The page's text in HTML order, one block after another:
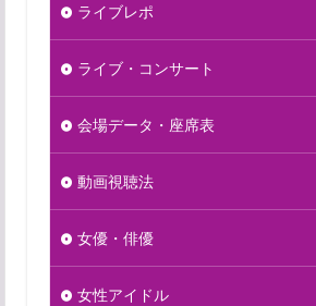
ライブレポ
ライブ・コンサート
会場データ・座席表
動画視聴法
女優・俳優
女性アイドル